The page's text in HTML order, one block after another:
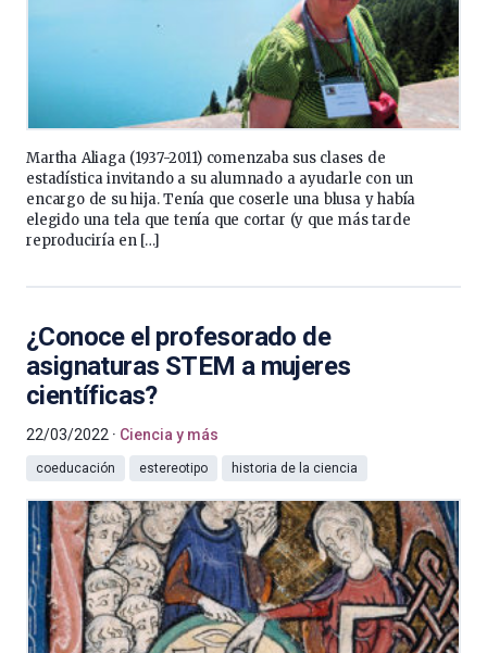
Martha Aliaga (1937-2011) comenzaba sus clases de
estadística invitando a su alumnado a ayudarle con un
encargo de su hija. Tenía que coserle una blusa y había
elegido una tela que tenía que cortar (y que más tarde
reproduciría en […]
¿Conoce el profesorado de
asignaturas STEM a mujeres
científicas?
22/03/2022 Ciencia y más
coeducación estereotipo historia de la ciencia